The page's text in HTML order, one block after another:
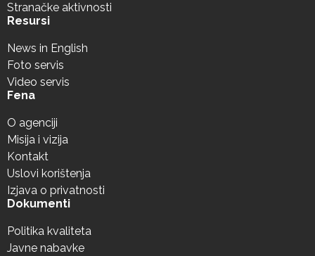
Stranačke aktivnosti
Resursi
News in English
Foto servis
Video servis
Fena
O agenciji
Misija i vizija
Kontakt
Uslovi korištenja
Izjava o privatnosti
Dokumenti
Politika kvaliteta
Javne nabavke